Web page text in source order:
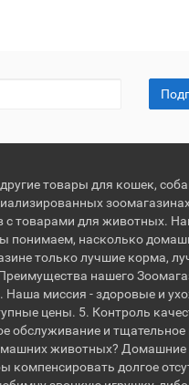
товары для кошек,
с товарами для животных.
понимаем, насколько
только лучшие корма,
нашего
Наша миссия - здоровые и
цены. 5. Контроль
обслуживание и
животных?
компенсировать долгое